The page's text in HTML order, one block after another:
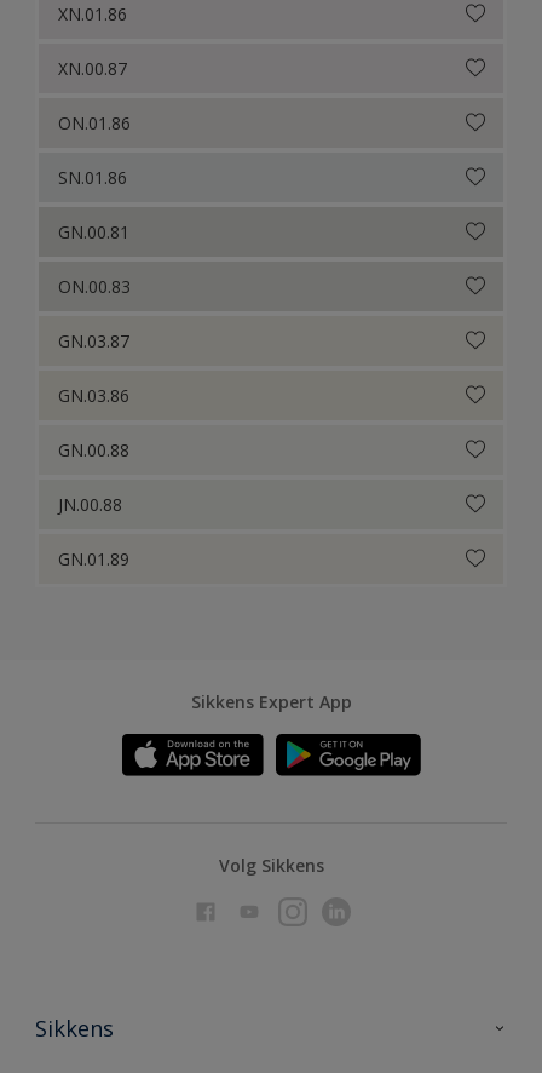
XN.01.86
XN.00.87
ON.01.86
SN.01.86
GN.00.81
ON.00.83
GN.03.87
GN.03.86
GN.00.88
JN.00.88
GN.01.89
Sikkens Expert App
Volg Sikkens
Sikkens